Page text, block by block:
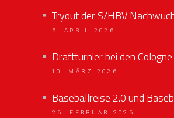
Tryout der S/HBV
6. APRIL 2026
Draftturnier bei den
10. MÄRZ 2026
Baseballreise 2.0 und
26. FEBRUAR 2026